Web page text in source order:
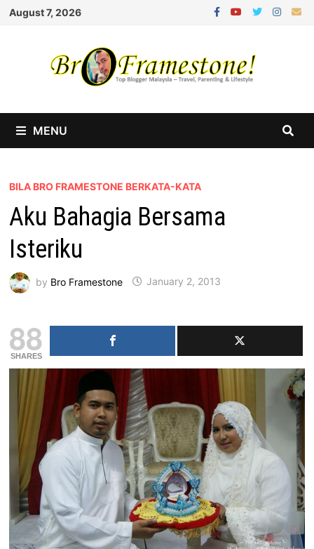
Skip
August 7, 2026
MENU
BILA BRO FRAMESTONE BERKATA-KATA
Aku Bahagia Bersama
Isteriku
by Bro Framestone January 2, 2013
88
SHARES